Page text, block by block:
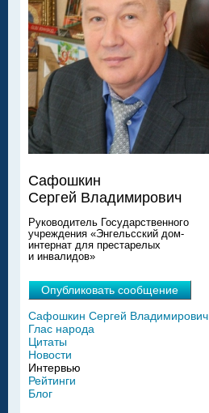
Сафошкин
Сергей Владимирович
Руководитель Государственного
учреждения «Энгельсский дом-
интернат для престарелых
и инвалидов»
Опубликовать сообщение
Сафошкин Сергей Владимирович
Глас народа
Цитаты
Новости
Интервью
Рейтинги
Блог